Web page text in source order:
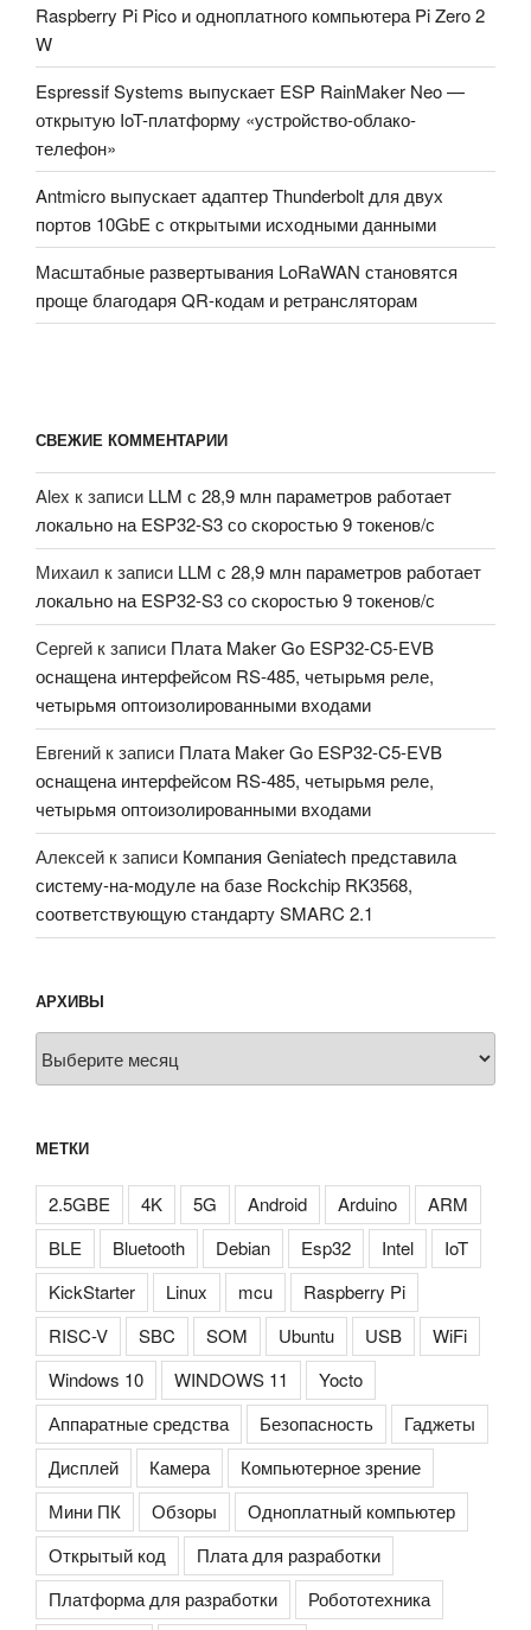
Raspberry Pi Pico и одноплатного компьютера Pi Zero 2
W
Espressif Systems выпускает ESP RainMaker Neo —
открытую IoT-платформу «устройство-облако-
телефон»
Antmicro выпускает адаптер Thunderbolt для двух
портов 10GbE с открытыми исходными данными
Масштабные развертывания LoRaWAN становятся
проще благодаря QR-кодам и ретрансляторам
СВЕЖИЕ КОММЕНТАРИИ
Alex к записи LLM с 28,9 млн параметров работает
локально на ESP32-S3 со скоростью 9 токенов/с
Михаил к записи LLM с 28,9 млн параметров работает
локально на ESP32-S3 со скоростью 9 токенов/с
Сергей к записи Плата Maker Go ESP32-C5-EVB
оснащена интерфейсом RS-485, четырьмя реле,
четырьмя оптоизолированными входами
Евгений к записи Плата Maker Go ESP32-C5-EVB
оснащена интерфейсом RS-485, четырьмя реле,
четырьмя оптоизолированными входами
Алексей к записи Компания Geniatech представила
систему-на-модуле на базе Rockchip RK3568,
соответствующую стандарту SMARC 2.1
АРХИВЫ
МЕТКИ
2.5GBE 4K 5G Android Arduino
ARM
BLE
Bluetooth Debian Esp32 Intel
IoT
KickStarter
Linux mcu
Raspberry Pi
RISC-V
SBC SOM Ubuntu USB
WiFi
Windows 10
WINDOWS 11
Yocto
Аппаратные средства
Безопасность
Гаджеты
Дисплей
Камера
Компьютерное зрение
Мини ПК
Обзоры
Одноплатный компьютер
Открытый код
Плата для разработки
Платформа для разработки
Робототехника